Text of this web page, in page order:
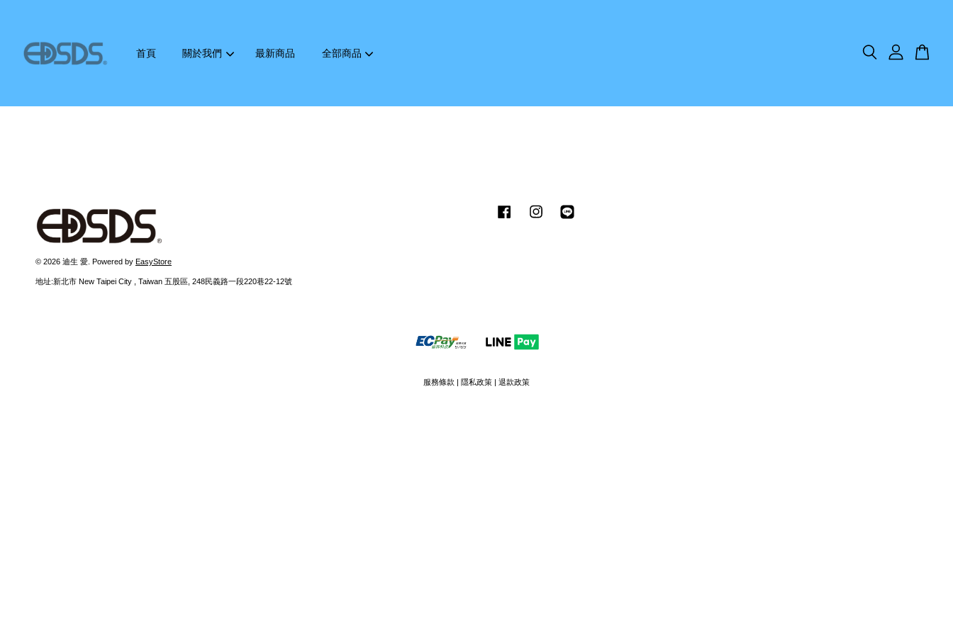
首頁 關於我們 最新商品 全部商品
© 2026 迪生 愛. Powered by EasyStore
地址:新北市 New Taipei City , Taiwan 五股區, 248民義路一段220巷22-12號
Facebook Instagram
服務條款 | 隱私政策 | 退款政策